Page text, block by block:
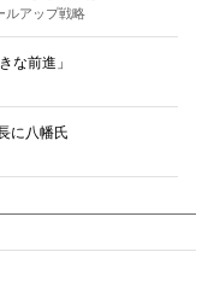
ルアップ戦略
な前進」
に八幡氏